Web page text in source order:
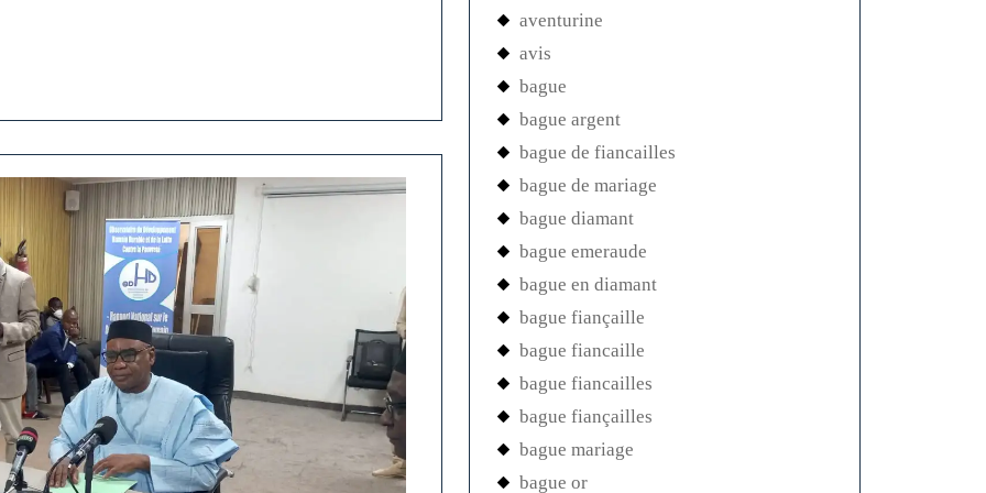
aventurine
avis
bague
bague argent
bague de fiancailles
bague de mariage
bague diamant
bague emeraude
bague en diamant
bague fiançaille
bague fiancaille
bague fiancailles
bague fiançailles
bague mariage
bague or